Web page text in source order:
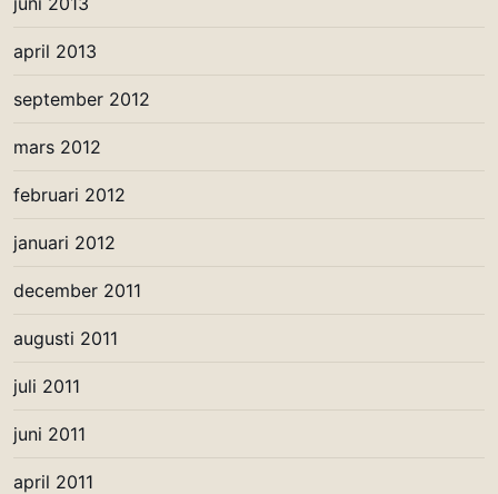
april 2013
september 2012
mars 2012
februari 2012
januari 2012
december 2011
augusti 2011
juli 2011
juni 2011
april 2011